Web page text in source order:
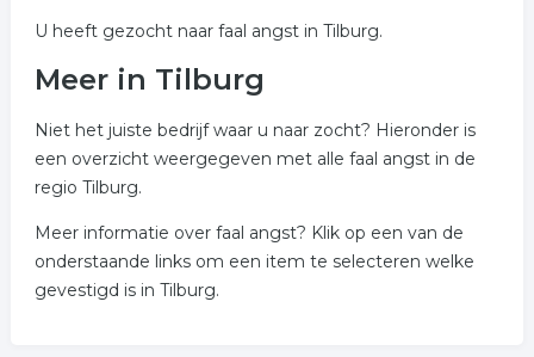
U heeft gezocht naar faal angst in Tilburg.
Meer in Tilburg
Niet het juiste bedrijf waar u naar zocht? Hieronder is
een overzicht weergegeven met alle faal angst in de
regio Tilburg.
Meer informatie over faal angst? Klik op een van de
onderstaande links om een item te selecteren welke
gevestigd is in Tilburg.